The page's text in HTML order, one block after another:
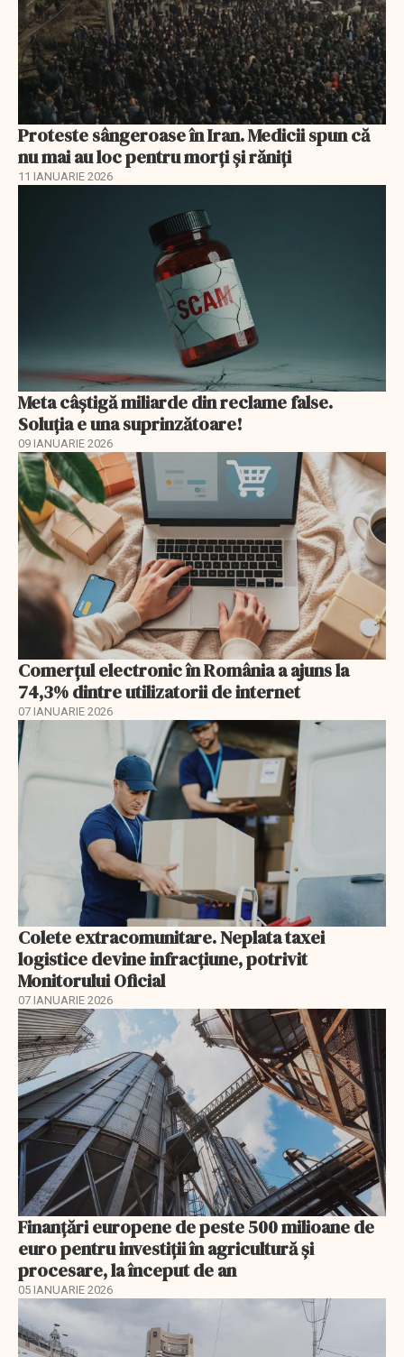
Proteste sângeroase în Iran. Medicii spun că
nu mai au loc pentru morți și răniți
11 IANUARIE 2026
Meta câștigă miliarde din reclame false.
Soluția e una suprinzătoare!
09 IANUARIE 2026
Comerțul electronic în România a ajuns la
74,3% dintre utilizatorii de internet
07 IANUARIE 2026
Colete extracomunitare. Neplata taxei
logistice devine infracțiune, potrivit
Monitorului Oficial
07 IANUARIE 2026
Finanţări europene de peste 500 milioane de
euro pentru investiţii în agricultură şi
procesare, la început de an
05 IANUARIE 2026